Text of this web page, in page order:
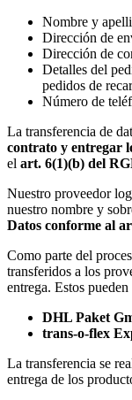
Nombre y
Dirección de
Dirección de
Detalles del
pedidos de
Número de
La transferencia de
contrato y entregar
el art. 6(1)(b) del
Nuestro proveedor
nuestro nombre y
Datos conforme al
Como parte del
transferidos a los
entrega. Estos
DHL Paket
trans-o-flex
La transferencia se
entrega de los